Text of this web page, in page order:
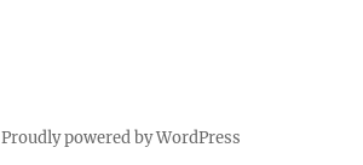
Proudly powered by WordPress